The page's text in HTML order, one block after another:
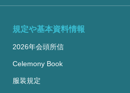
規定や基本資料情報
2026年会頭所信
Celemony Book
服装規定